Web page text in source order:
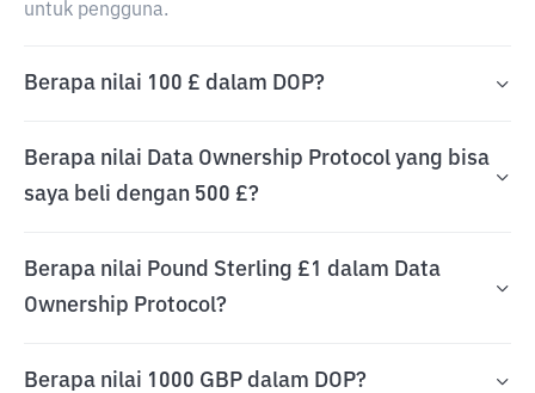
untuk pengguna.
Berapa nilai 100 £ dalam DOP?
Berapa nilai Data Ownership Protocol yang bisa
saya beli dengan 500 £?
Berapa nilai Pound Sterling £1 dalam Data
Ownership Protocol?
Berapa nilai 1000 GBP dalam DOP?